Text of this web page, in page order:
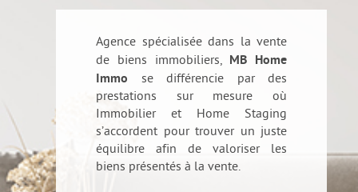
Agence spécialisée dans la vente
de biens immobiliers, MB Home
Immo se différencie par des
prestations sur mesure où
Immobilier et Home Staging
s’accordent pour trouver un juste
équilibre afin de valoriser les
biens présentés à la vente.